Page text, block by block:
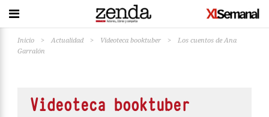
Inicio > Actualidad > Videoteca booktuber >
Los cuentos de Ana
Garralón
Videoteca booktuber